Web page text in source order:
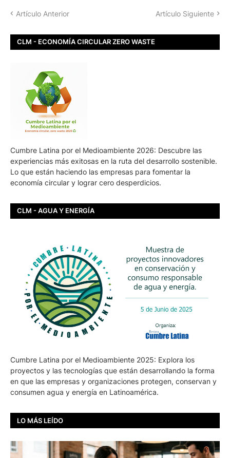
Artículo Anterior Artículo Siguiente
CLM - ECONOMÍA CIRCULAR ZERO WASTE
Cumbre Latina por el Medioambiente 2026: Descubre las
experiencias más exitosas en la ruta del desarrollo sostenible.
Lo que están haciendo las empresas para fomentar la
economía circular y lograr cero desperdicios.
CLM - AGUA Y ENERGÍA
Cumbre Latina por el Medioambiente 2025: Explora los
proyectos y las tecnologías que están desarrollando la forma
en que las empresas y organizaciones protegen, conservan y
consumen agua y energía en Latinoamérica.
LO MÁS LEÍDO